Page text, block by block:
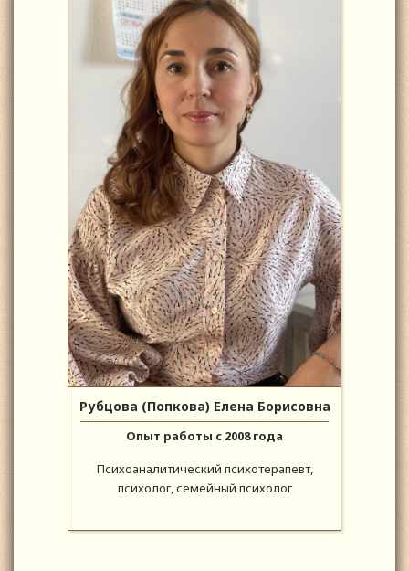
Рубцова (Попкова) Елена Борисовна
Опыт работы с 2008 года
Психоаналитический психотерапевт,
психолог, семейный психолог